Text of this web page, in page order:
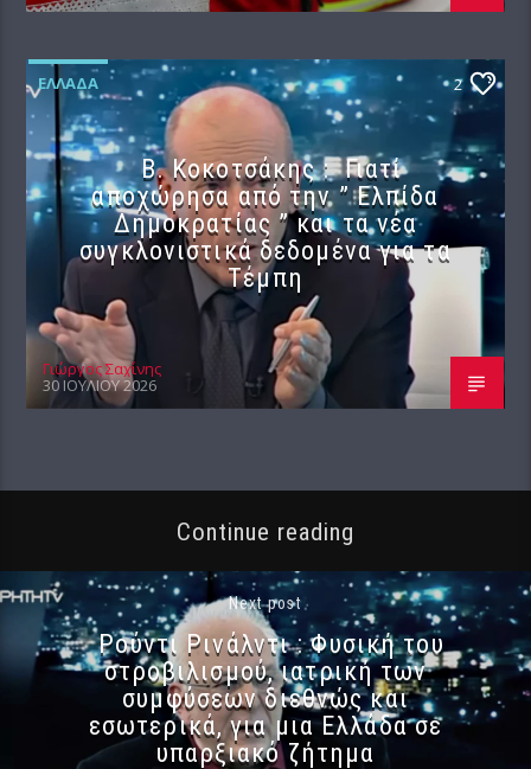
ΕΛΛΆΔΑ 2
Β. Κοκοτσάκης : Γιατί
αποχώρησα από την ” Ελπίδα
Δημοκρατίας ” και τα νέα
συγκλονιστικά δεδομένα για τα
Τέμπη
Γιώργος Σαχίνης
30 ΙΟΥΛΊΟΥ 2026
Continue reading
Next post
Ρούντι Ρινάλντι : Φυσική του
στροβιλισμού, ιατρική των
συμφύσεων διεθνώς και
εσωτερικά, για μια Ελλάδα σε
υπαρξιακό ζήτημα